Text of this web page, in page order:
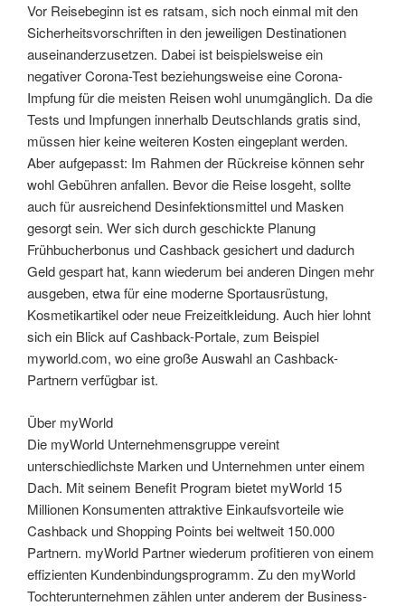
Vor Reisebeginn ist es ratsam, sich noch einmal mit den
Sicherheitsvorschriften in den jeweiligen Destinationen
auseinanderzusetzen. Dabei ist beispielsweise ein
negativer Corona-Test beziehungsweise eine Corona-
Impfung für die meisten Reisen wohl unumgänglich. Da die
Tests und Impfungen innerhalb Deutschlands gratis sind,
müssen hier keine weiteren Kosten eingeplant werden.
Aber aufgepasst: Im Rahmen der Rückreise können sehr
wohl Gebühren anfallen. Bevor die Reise losgeht, sollte
auch für ausreichend Desinfektionsmittel und Masken
gesorgt sein. Wer sich durch geschickte Planung
Frühbucherbonus und Cashback gesichert und dadurch
Geld gespart hat, kann wiederum bei anderen Dingen mehr
ausgeben, etwa für eine moderne Sportausrüstung,
Kosmetikartikel oder neue Freizeitkleidung. Auch hier lohnt
sich ein Blick auf Cashback-Portale, zum Beispiel
myworld.com, wo eine große Auswahl an Cashback-
Partnern verfügbar ist.
Über myWorld
Die myWorld Unternehmensgruppe vereint
unterschiedlichste Marken und Unternehmen unter einem
Dach. Mit seinem Benefit Program bietet myWorld 15
Millionen Konsumenten attraktive Einkaufsvorteile wie
Cashback und Shopping Points bei weltweit 150.000
Partnern. myWorld Partner wiederum profitieren von einem
effizienten Kundenbindungsprogramm. Zu den myWorld
Tochterunternehmen zählen unter anderem der Business-